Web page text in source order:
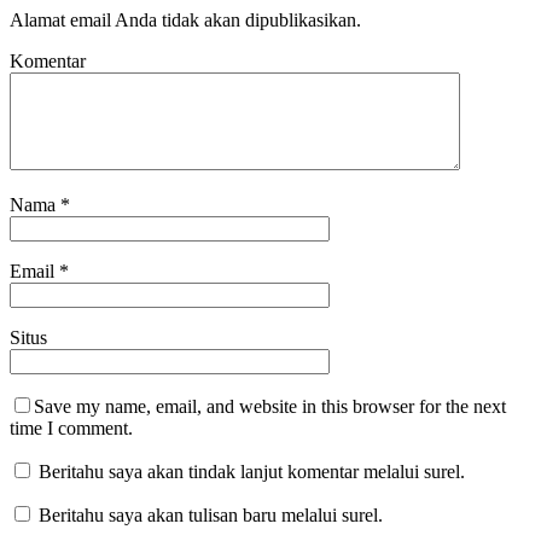
Alamat email Anda tidak akan dipublikasikan.
Komentar
Nama *
Email *
Situs
Save my name, email, and website in this browser for the next
time I comment.
Beritahu saya akan tindak lanjut komentar melalui surel.
Beritahu saya akan tulisan baru melalui surel.